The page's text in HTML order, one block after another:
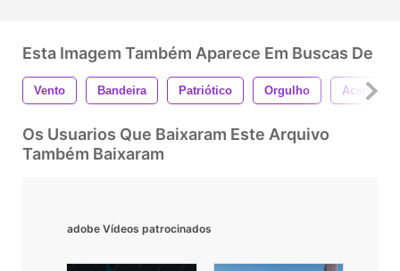
Esta Imagem Também Aparece Em Buscas De
Vento Bandeira Patriótico Orgulho Acenando
Os Usuarios Que Baixaram Este Arquivo
Também Baixaram
adobe Vídeos patrocinados